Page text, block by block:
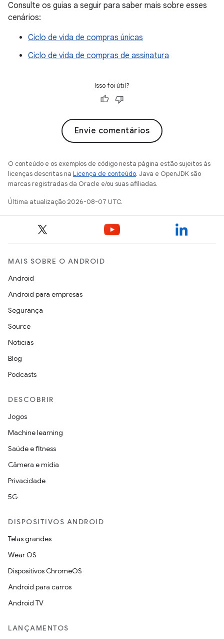
Consulte os guias a seguir para saber mais sobre esses
cenários:
Ciclo de vida de compras únicas
Ciclo de vida de compras de assinatura
Isso foi útil?
Envie comentários
O conteúdo e os exemplos de código nesta página estão sujeitos às
licenças descritas na Licença de conteúdo. Java e OpenJDK são
marcas registradas da Oracle e/ou suas afiliadas.
Última atualização 2026-08-07 UTC.
MAIS SOBRE O ANDROID
Android
Android para empresas
Segurança
Source
Notícias
Blog
Podcasts
DESCOBRIR
Jogos
Machine learning
Saúde e fitness
Câmera e mídia
Privacidade
5G
DISPOSITIVOS ANDROID
Telas grandes
Wear OS
Dispositivos ChromeOS
Android para carros
Android TV
LANÇAMENTOS